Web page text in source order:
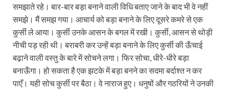
समझाते रहे। बार-बार बड़ा बनाने वाली विधि बताए जाने के बाद भी वे नहीं
समझे। मैं समझ गया। आचार्य को बड़ा बनाने के लिए दूसरे कमरे से एक
कुर्सी ले आया। कुर्सी उनके आसन के बगल में रखी। कुर्सी, आसन से थोड़ी
नीची पड़ रही थी। बराबरी कर उन्हें बड़ा बनाने के लिए कुर्सी की ऊँचाई
बढ़ाने वाली वस्तु के बारे में सोचने लगा। फिर सोचा, धीरे-धीरे बड़ा
बनाऊँगा। हो सकता है एक झटके में बड़ा बनने का सदमा बर्दाश्त न कर
पाएँ। यही सोच कुर्सी पर बैठा। वे नाराज हुए। धनुषों और गठरियों ने उनकी